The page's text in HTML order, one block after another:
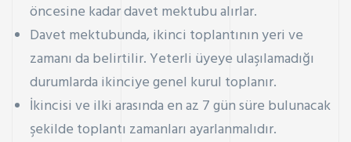
öncesine kadar davet mektubu alırlar.
Davet mektubunda, ikinci toplantının yeri ve
zamanı da belirtilir. Yeterli üyeye ulaşılamadığı
durumlarda ikinciye genel kurul toplanır.
İkincisi ve ilki arasında en az 7 gün süre bulunacak
şekilde toplantı zamanları ayarlanmalıdır.